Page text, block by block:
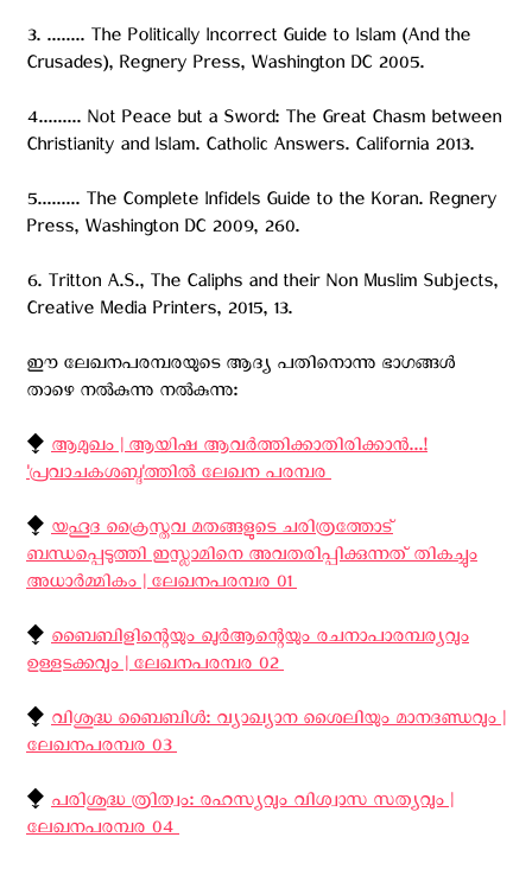
3. ........ The Politically Incorrect Guide to Islam (And the
Crusades), Regnery Press, Washington DC 2005.
4......... Not Peace but a Sword: The Great Chasm between
Christianity and Islam. Catholic Answers. California 2013.
5......... The Complete Infidels Guide to the Koran. Regnery
Press, Washington DC 2009, 260.
6. Tritton A.S., The Caliphs and their Non Muslim Subjects,
Creative Media Printers, 2015, 13.
ഈ ലേഖനപരമ്പരയുടെ ആദ്യ പതിനൊന്നു ഭാഗങ്ങള്‍
താഴെ നല്‍കുന്നു നല്‍കുന്നു:
⧪ ആമുഖം | ആയിഷ ആവര്‍ത്തിക്കാതിരിക്കാന്‍...!
'പ്രവാചകശബ്ദ'ത്തില്‍ ലേഖന പരമ്പര ‍
⧪ യഹൂദ ക്രൈസ്തവ മതങ്ങളുടെ ചരിത്രത്തോട്
ബന്ധപ്പെടുത്തി ഇസ്ലാമിനെ അവതരിപ്പിക്കുന്നത് തികച്ചും
അധാർമ്മികം | ലേഖനപരമ്പര 01 ‍
⧪ ബൈബിളിന്റെയും ഖുർആന്റെയും രചനാപാരമ്പര്യവും
ഉള്ളടക്കവും | ലേഖനപരമ്പര 02 ‍
⧪ വിശുദ്ധ ബൈബിൾ: വ്യാഖ്യാന ശൈലിയും മാനദണ്ഡവും |
ലേഖനപരമ്പര 03 ‍
⧪ പരിശുദ്ധ ത്രിത്വം: രഹസ്യവും വിശ്വാസ സത്യവും |
ലേഖനപരമ്പര 04 ‍